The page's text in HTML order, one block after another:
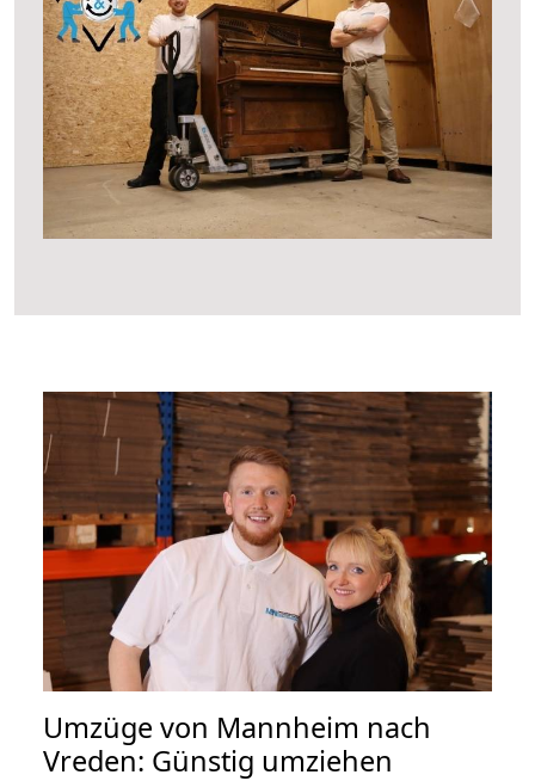
Umzüge von Mannheim nach
Vreden: Günstig umziehen